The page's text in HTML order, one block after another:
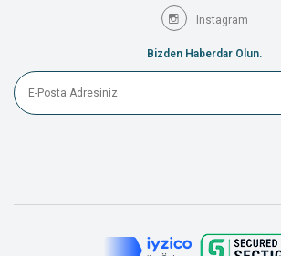
Instagram
Bizden Haberdar Olun.